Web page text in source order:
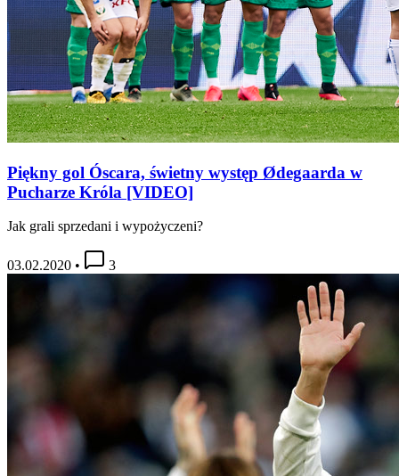
Piękny gol Óscara, świetny występ Ødegaarda w
Pucharze Króla [VIDEO]
Jak grali sprzedani i wypożyczeni?
03.02.2020 • 3